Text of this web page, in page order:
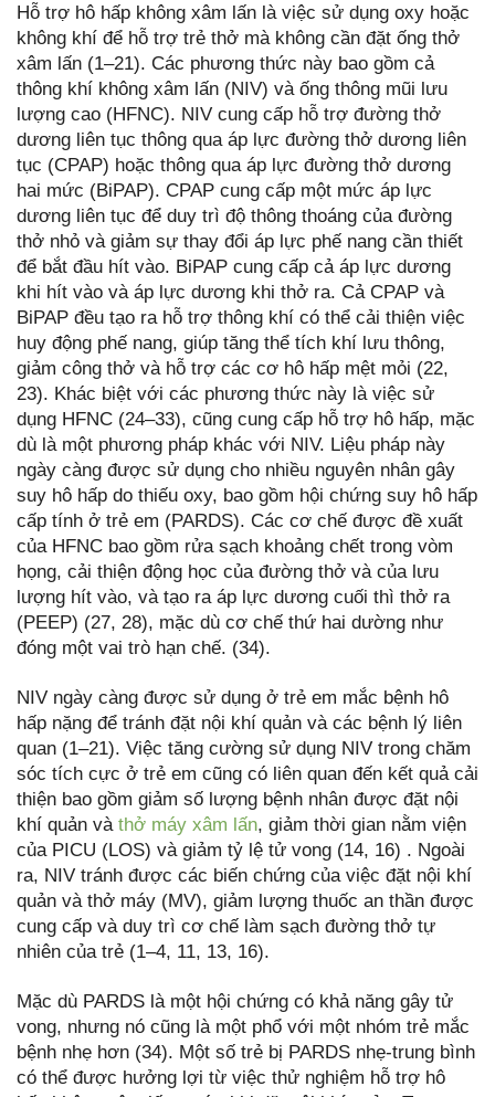
Hỗ trợ hô hấp không xâm lấn là việc sử dụng oxy hoặc
không khí để hỗ trợ trẻ thở mà không cần đặt ống thở
xâm lấn (1–21). Các phương thức này bao gồm cả
thông khí không xâm lấn (NIV) và ống thông mũi lưu
lượng cao (HFNC). NIV cung cấp hỗ trợ đường thở
dương liên tục thông qua áp lực đường thở dương liên
tục (CPAP) hoặc thông qua áp lực đường thở dương
hai mức (BiPAP). CPAP cung cấp một mức áp lực
dương liên tục để duy trì độ thông thoáng của đường
thở nhỏ và giảm sự thay đổi áp lực phế nang cần thiết
để bắt đầu hít vào. BiPAP cung cấp cả áp lực dương
khi hít vào và áp lực dương khi thở ra. Cả CPAP và
BiPAP đều tạo ra hỗ trợ thông khí có thể cải thiện việc
huy động phế nang, giúp tăng thể tích khí lưu thông,
giảm công thở và hỗ trợ các cơ hô hấp mệt mỏi (22,
23). Khác biệt với các phương thức này là việc sử
dụng HFNC (24–33), cũng cung cấp hỗ trợ hô hấp, mặc
dù là một phương pháp khác với NIV. Liệu pháp này
ngày càng được sử dụng cho nhiều nguyên nhân gây
suy hô hấp do thiếu oxy, bao gồm hội chứng suy hô hấp
cấp tính ở trẻ em (PARDS). Các cơ chế được đề xuất
của HFNC bao gồm rửa sạch khoảng chết trong vòm
họng, cải thiện động học của đường thở và của lưu
lượng hít vào, và tạo ra áp lực dương cuối thì thở ra
(PEEP) (27, 28), mặc dù cơ chế thứ hai dường như
đóng một vai trò hạn chế. (34).
NIV ngày càng được sử dụng ở trẻ em mắc bệnh hô
hấp nặng để tránh đặt nội khí quản và các bệnh lý liên
quan (1–21). Việc tăng cường sử dụng NIV trong chăm
sóc tích cực ở trẻ em cũng có liên quan đến kết quả cải
thiện bao gồm giảm số lượng bệnh nhân được đặt nội
khí quản và thở máy xâm lấn, giảm thời gian nằm viện
của PICU (LOS) và giảm tỷ lệ tử vong (14, 16) . Ngoài
ra, NIV tránh được các biến chứng của việc đặt nội khí
quản và thở máy (MV), giảm lượng thuốc an thần được
cung cấp và duy trì cơ chế làm sạch đường thở tự
nhiên của trẻ (1–4, 11, 13, 16).
Mặc dù PARDS là một hội chứng có khả năng gây tử
vong, nhưng nó cũng là một phổ với một nhóm trẻ mắc
bệnh nhẹ hơn (34). Một số trẻ bị PARDS nhẹ-trung bình
có thể được hưởng lợi từ việc thử nghiệm hỗ trợ hô